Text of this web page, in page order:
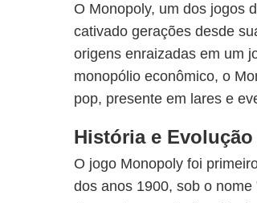
O Monopoly, um dos jogos
cativado gerações desde
origens enraizadas em um
monopólio econômico, o
pop, presente em lares e
História e
O jogo Monopoly foi
dos anos 1900, sob o